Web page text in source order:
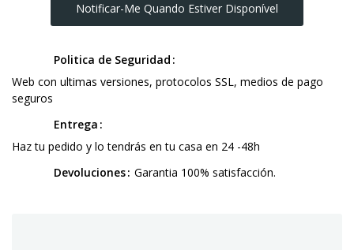
Notificar-Me Quando Estiver Disponível
Politica de Seguridad
Web con ultimas versiones, protocolos SSL, medios de pago
seguros
Entrega
Haz tu pedido y lo tendrás en tu casa en 24 -48h
Devoluciones Garantia 100% satisfacción.